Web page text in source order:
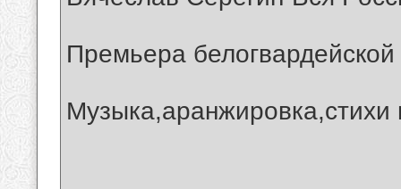
Премьера белогвардейской